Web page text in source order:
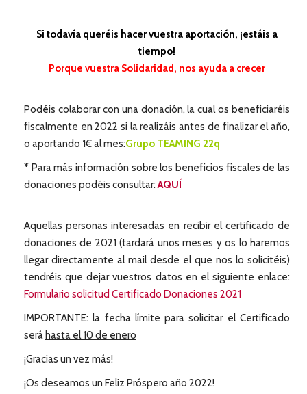
Si todavía queréis hacer vuestra aportación, ¡estáis a
tiempo!
Porque vuestra Solidaridad, nos ayuda a crecer
Podéis colaborar con una donación, la cual os beneficiaréis
fiscalmente en 2022 si la realizáis antes de finalizar el año,
o aportando 1€ al mes:Grupo TEAMING 22q
* Para más información sobre los beneficios fiscales de las
donaciones podéis consultar:AQUÍ
Aquellas personas interesadas en recibir el certificado de
donaciones de 2021 (tardará unos meses y os lo haremos
llegar directamente al mail desde el que nos lo solicitéis)
tendréis que dejar vuestros datos en el siguiente enlace:
Formulario solicitud Certificado Donaciones 2021
IMPORTANTE: la fecha límite para solicitar el Certificado
será hasta el 10 de enero
¡Gracias un vez más!
¡Os deseamos un Feliz Próspero año 2022!